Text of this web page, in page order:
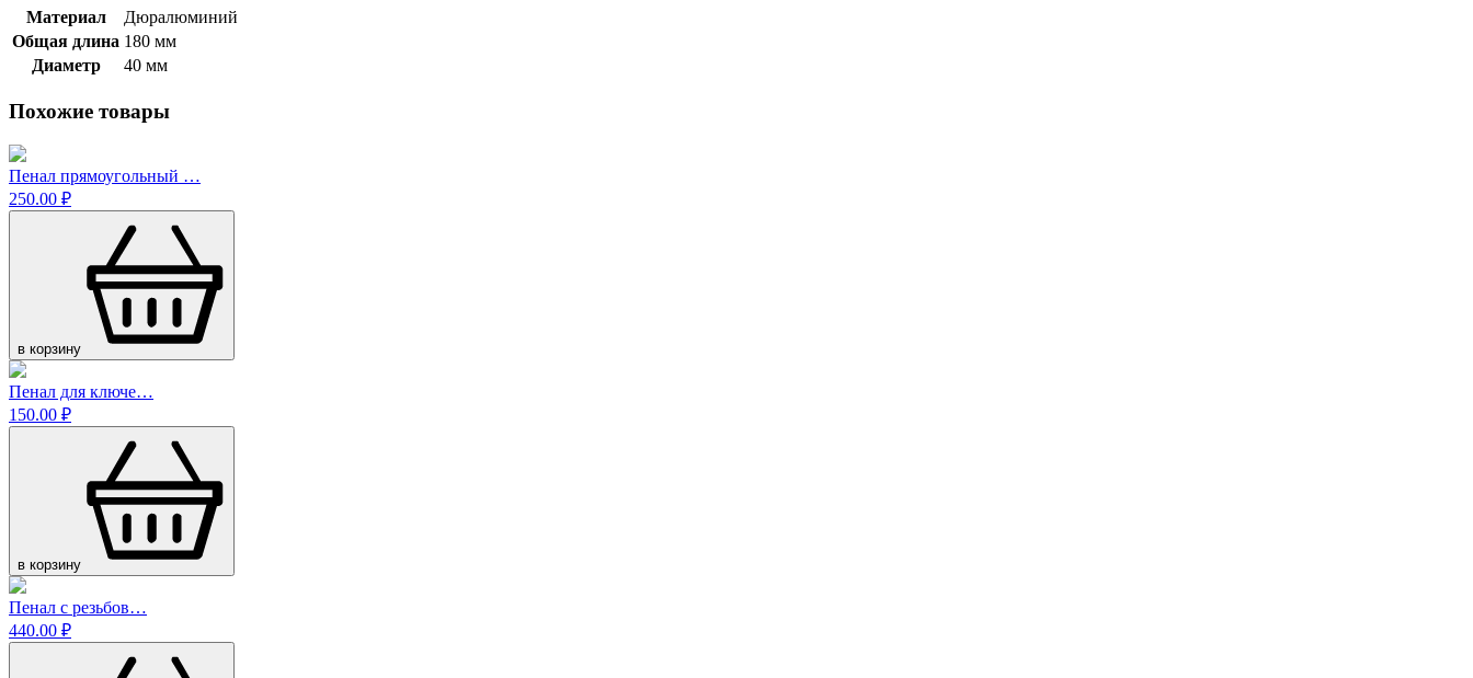
Материал
Дюралюминий
Общая длина 180 мм
Диаметр
40 мм
Похожие товары
Пенал прямоугольный …
250.00 ₽
в корзину
Пенал для ключе…
150.00 ₽
в корзину
Пенал с резьбов…
440.00 ₽